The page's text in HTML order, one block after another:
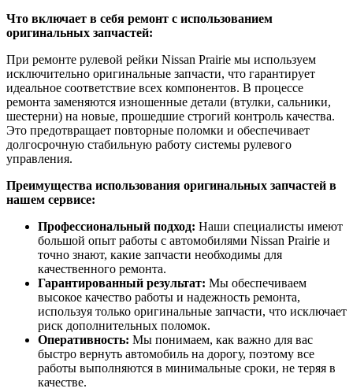
Что включает в себя ремонт с использованием
оригинальных запчастей:
При ремонте рулевой рейки Nissan Prairie мы используем
исключительно оригинальные запчасти, что гарантирует
идеальное соответствие всех компонентов. В процессе
ремонта заменяются изношенные детали (втулки, сальники,
шестерни) на новые, прошедшие строгий контроль качества.
Это предотвращает повторные поломки и обеспечивает
долгосрочную стабильную работу системы рулевого
управления.
Преимущества использования оригинальных запчастей в
нашем сервисе:
Профессиональный подход: Наши специалисты имеют
большой опыт работы с автомобилями Nissan Prairie и
точно знают, какие запчасти необходимы для
качественного ремонта.
Гарантированный результат: Мы обеспечиваем
высокое качество работы и надежность ремонта,
используя только оригинальные запчасти, что исключает
риск дополнительных поломок.
Оперативность: Мы понимаем, как важно для вас
быстро вернуть автомобиль на дорогу, поэтому все
работы выполняются в минимальные сроки, не теряя в
качестве.